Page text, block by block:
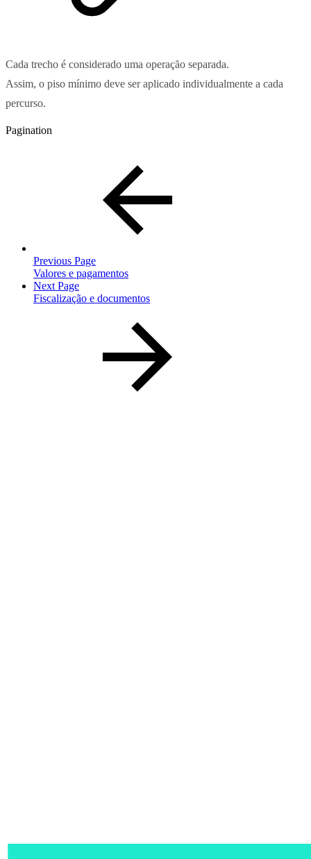
Cada trecho é considerado uma operação separada.
Assim, o piso mínimo deve ser aplicado individualmente a cada
percurso.
Pagination
Previous Page
Valores e pagamentos
Next Page
Fiscalização e documentos